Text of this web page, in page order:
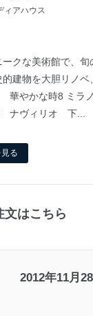
ィアハウス
クな美術館で、旬
建物を大胆リノベ
華やかな時8 ミラ
ナヴィリオ 下...
る
文はこちら
2012年11月